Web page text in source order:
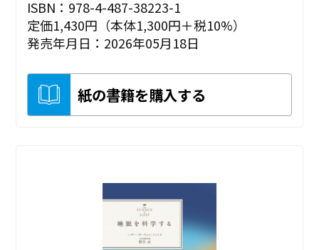
ISBN：978-4-487-38223-1
定価1,430円（本体1,300円＋税10%）
発売年月日：2026年05月18日
紙の書籍を購入する